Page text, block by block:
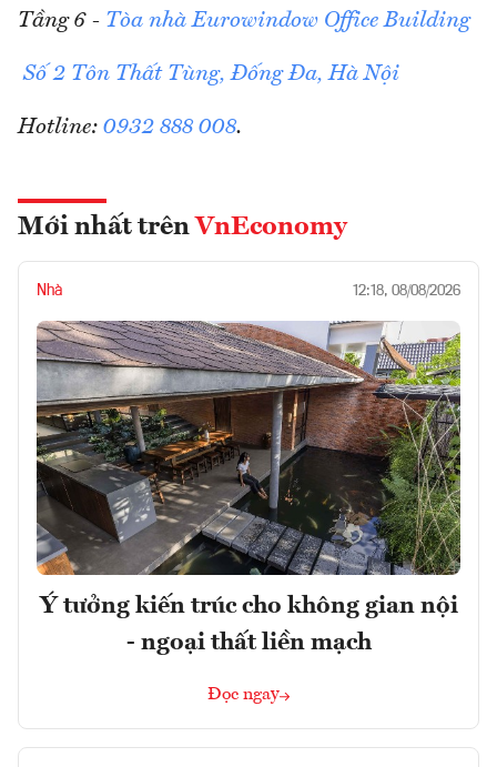
Tầng 6 - Tòa nhà Eurowindow Office Building
Số 2 Tôn Thất Tùng, Đống Đa, Hà Nội
Hotline: 0932 888 008.
Mới nhất trên VnEconomy
Nhà 12:18, 08/08/2026
Ý tưởng kiến trúc cho không gian nội
- ngoại thất liền mạch
Đọc ngay